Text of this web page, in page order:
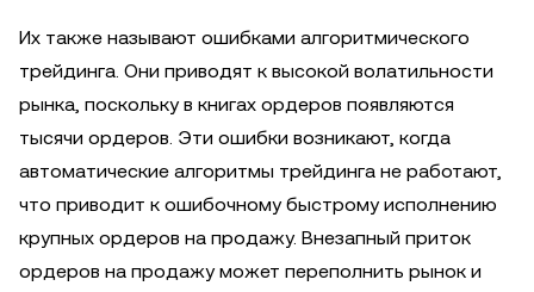
Их также называют ошибками алгоритмического
трейдинга. Они приводят к высокой волатильности
рынка, поскольку в книгах ордеров появляются
тысячи ордеров. Эти ошибки возникают, когда
автоматические алгоритмы трейдинга не работают,
что приводит к ошибочному быстрому исполнению
крупных ордеров на продажу. Внезапный приток
ордеров на продажу может переполнить рынок и